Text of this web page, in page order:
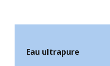
Eau ultrapure